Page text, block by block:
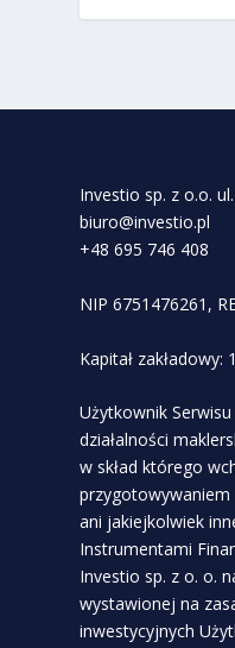
Investio sp. z o.o.
biuro@investio.pl
+48 695 746 408
NIP 6751476261,
Kapitał zakładowy:
Użytkownik
działalności
w skład którego
ani jakiejkolwiek
Instrumentami
Investio sp. z o. o.
wystawionej na
inwestycyjnych